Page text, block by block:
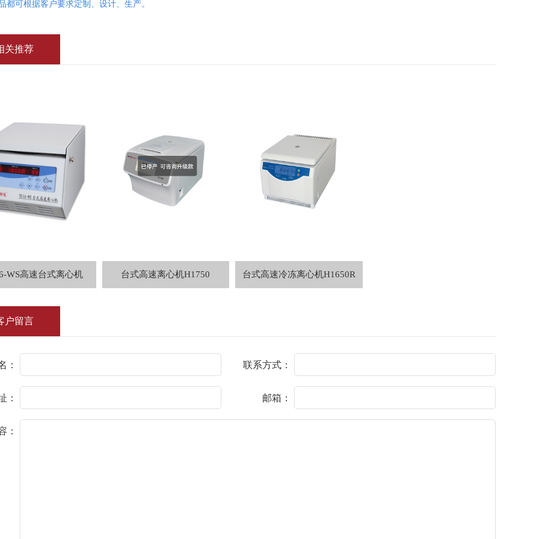
都可根据客户要求定制、设计、生产。
关推荐
WS高速台式离心机 台式高速离心机H1750 台式高速冷冻离心机H1650R
户留言
： 联系方式：
： 邮箱：
：